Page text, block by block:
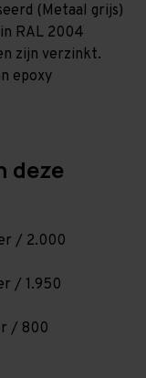
(Metaal grijs)
RAL 2004
zijn verzinkt.
epoxy
deze
/ 2.000
/ 1.950
/ 800